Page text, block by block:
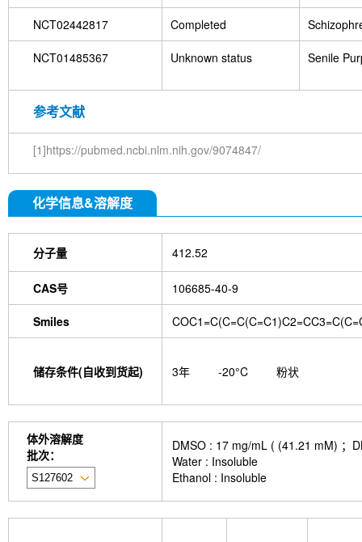
NCT02442817 Completed
NCT01485367 Unknown status Senile
参考文献
[1]https://pubmed.ncbi.nlm.nih.gov/9074847/
化学信息&溶解度
分子量 412.52
CAS号 106685-40-9
Smiles
储存条件(自收到货起) 3年 -20°C 粉状
体外溶解度
批次：
DMSO : 17 mg/mL ( (41.21 mM) ；
Water : Insoluble
Ethanol : Insoluble